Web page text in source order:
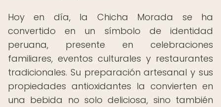
Hoy en día, la Chicha Morada se ha
convertido en un símbolo de identidad
peruana, presente en celebraciones
familiares, eventos culturales y restaurantes
tradicionales. Su preparación artesanal y sus
propiedades antioxidantes la convierten en
una bebida no solo deliciosa, sino también